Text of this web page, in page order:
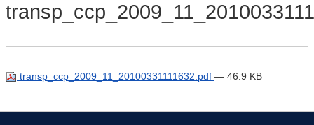
transp_ccp_2009_11_20100331111632.pdf — 46.9 KB